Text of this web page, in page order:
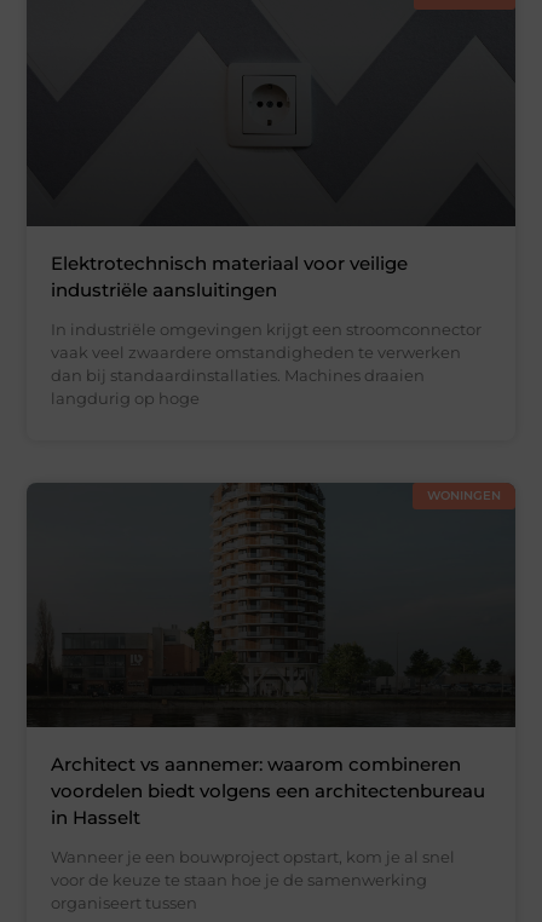
Elektrotechnisch materiaal voor veilige
industriële aansluitingen
In industriële omgevingen krijgt een stroomconnector
vaak veel zwaardere omstandigheden te verwerken
dan bij standaardinstallaties. Machines draaien
langdurig op hoge
WONINGEN
Architect vs aannemer: waarom combineren
voordelen biedt volgens een architectenbureau
in Hasselt
Wanneer je een bouwproject opstart, kom je al snel
voor de keuze te staan hoe je de samenwerking
organiseert tussen